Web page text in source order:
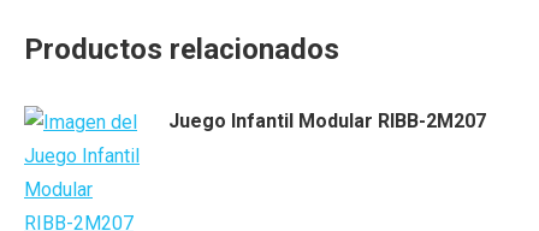
Productos relacionados
Juego Infantil Modular RIBB-2M207